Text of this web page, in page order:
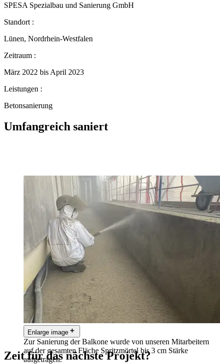
SPESA Spezialbau und Sanierung GmbH
Standort :
Lünen, Nordrhein-Westfalen
Zeitraum :
März 2022 bis April 2023
Leistungen :
Betonsanierung
Umfangreich saniert
Enlarge image
Zur Sanierung der Balkone wurde von unseren Mitarbeitern
auf der gesamten Fläche Spritzmörtel bis 3 cm Stärke
aufgetragen.
Zeit für das nächste Projekt?